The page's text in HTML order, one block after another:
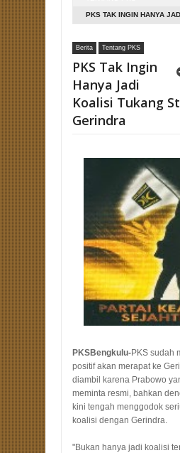
PKS TAK INGIN HANYA
Berita Tentang PKS
PKS Tak Ingin
Hanya Jadi
Koalisi Tukang
Gerindra
PKSBengkulu-PKS sudah
positif akan merapat ke
diambil karena Prabowo
meminta resmi, bahkan
kini tengah menggodok
koalisi dengan Gerindra.
"Bukan hanya jadi koalisi